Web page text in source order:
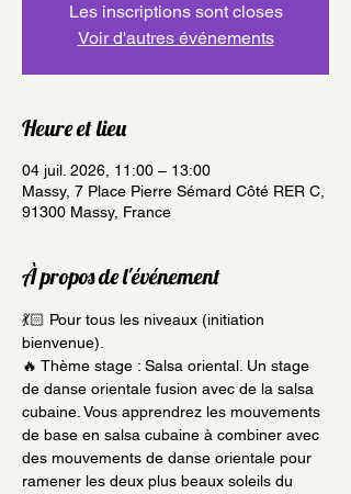
Les inscriptions sont closes
Voir d'autres événements
Heure et lieu
04 juil. 2026, 11:00 – 13:00
Massy, 7 Place Pierre Sémard Côté RER C,
91300 Massy, France
À propos de l'événement
💃🏻 Pour tous les niveaux (initiation
bienvenue).
🔥 Thème stage : Salsa oriental. Un stage
de danse orientale fusion avec de la salsa
cubaine. Vous apprendrez les mouvements
de base en salsa cubaine à combiner avec
des mouvements de danse orientale pour
ramener les deux plus beaux soleils du